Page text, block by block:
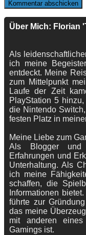
Über Mich: Florian
Als
ich meine
entdeckt. Meine
zum Mittelpunkt
Laufe der Zeit
PlayStation 5
die Nintendo
festen Platz in
Meine Liebe zum
Als Blogger und
Erfahrungen und
Unterhaltung. Als
ich meine
schaffen, die
Informationen
führte zur
das meine
mit anderen
Gamings ist.